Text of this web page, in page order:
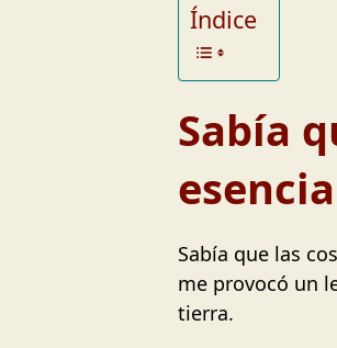
Índice
Sabía
Sabía que las
me provocó un
tierra.